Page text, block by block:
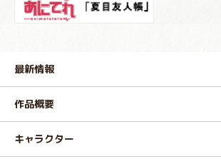
最新情報
作品概要
キャラクター